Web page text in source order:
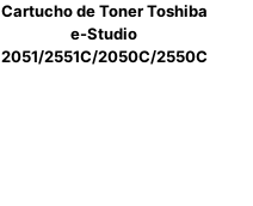
Cartucho de Toner Toshiba
e-Studio
2051/2551C/2050C/2550C